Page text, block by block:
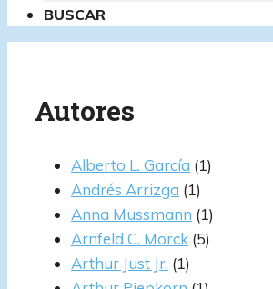
BUSCAR
Autores
Alberto L. García (1)
Andrés Arrizga (1)
Anna Mussmann (1)
Arnfeld C. Morck (5)
Arthur Just Jr. (1)